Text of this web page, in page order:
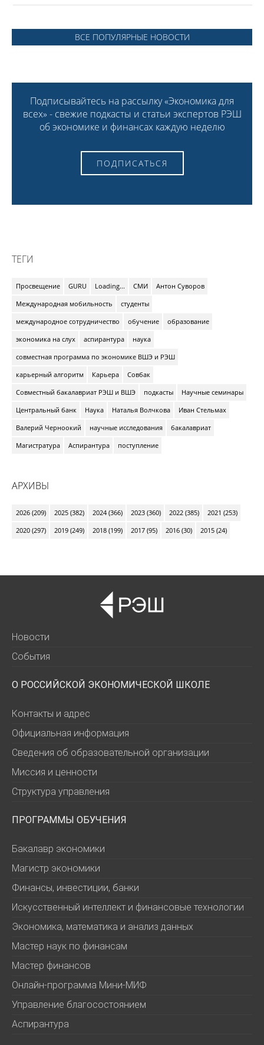
ВСЕ ПОПУЛЯРНЫЕ НОВОСТИ
Подписывайтесь на рассылку «Экономика для
всех» - свежие подкасты и статьи экспертов РЭШ
об экономике и финансах каждую неделю
ПОДПИСАТЬСЯ
ТЕГИ
Просвещение GURU Loading... СМИ
Антон Суворов
Международная мобильность
студенты
международное сотрудничество
обучение
образование
экономика на слух
аспирантура
наука
совместная программа по экономике ВШЭ и РЭШ
карьерный алгоритм
Карьера
Совбак
Совместный бакалавриат РЭШ и ВШЭ
подкасты
Научные семинары
Центральный банк
Наука Наталья Волчкова
Иван Стельмах
Валерий Черноокий
научные исследования
бакалавриат
Магистратура
Аспирантура поступление
АРХИВЫ
2026 (209) 2025 (382) 2024 (366) 2023 (360) 2022 (385)
2021 (253)
2020 (297)
2019 (249) 2018 (199) 2017 (95) 2016 (30) 2015 (24)
Новости
События
О РОССИЙСКОЙ ЭКОНОМИЧЕСКОЙ ШКОЛЕ
Контакты и адрес
Официальная информация
Сведения об образовательной организации
Миссия и ценности
Структура управления
ПРОГРАММЫ ОБУЧЕНИЯ
Бакалавр экономики
Магистр экономики
Финансы, инвестиции, банки
Искусственный интеллект и финансовые технологии
Экономика, математика и анализ данных
Мастер наук по финансам
Мастер финансов
Онлайн-программа Мини-МИФ
Управление благосостоянием
Аспирантура